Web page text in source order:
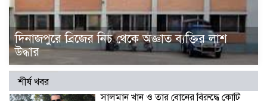
দিনাজপুরে ব্রিজের নিচ থেকে অজ্ঞাত ব্যক্তির লাশ
উদ্ধার
শীর্ষ খবর
সালমান খান ও তার বোনের বিরুদ্ধে কোটি